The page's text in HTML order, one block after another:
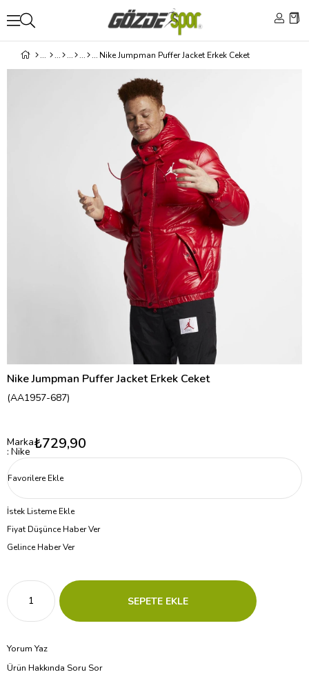
Nike Jumpman Puffer Jacket Erkek Ceket
Nike Jumpman Puffer Jacket Erkek Ceket
(AA1957-687)
Marka
: Nike ₺729,90
Favorilere Ekle
İstek Listeme Ekle
Fiyat Düşünce Haber Ver
Gelince Haber Ver
Yorum Yaz
Ürün Hakkında Soru Sor